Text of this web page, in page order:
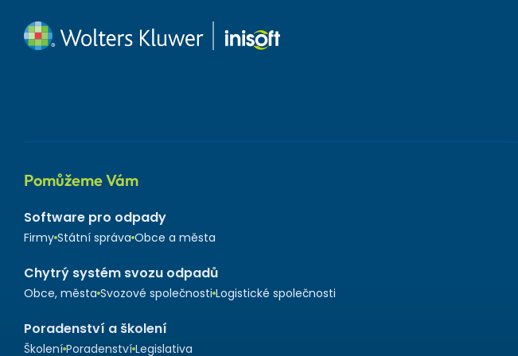
Pomůžeme Vám
Software pro odpady
Firmy Státní správa Obce a města
Chytrý systém svozu odpadů
Obce, města Svozové společnosti Logistické společnosti
Poradenství a školení
Školení Poradenství Legislativa